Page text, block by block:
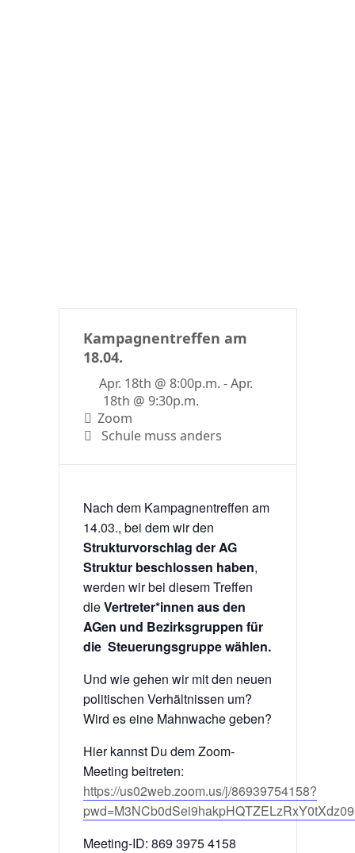
Kampagnentreffen am
18.04.
Apr. 18th @ 8:00p.m. - Apr.
18th @ 9:30p.m.
Zoom
Schule muss anders
Nach dem Kampagnentreffen am
14.03., bei dem wir den
Strukturvorschlag der AG
Struktur beschlossen haben,
werden wir bei diesem Treffen
dieVertreter*innen aus den
AGen und Bezirksgruppen für
die Steuerungsgruppe wählen.
Und wie gehen wir mit den neuen
politischen Verhältnissen um?
Wird es eine Mahnwache geben?
Hier kannst Du dem Zoom-
Meeting beitreten:
https://us02web.zoom.us/j/86939754158?
pwd=M3NCb0dSei9hakpHQTZELzRxY0tXdz09
Meeting-ID: 869 3975 4158